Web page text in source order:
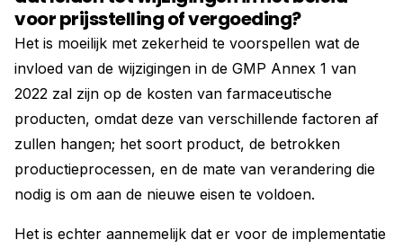
voor prijsstelling of vergoeding?
Het is moeilijk met zekerheid te voorspellen wat de
invloed van de wijzigingen in de GMP Annex 1 van
2022 zal zijn op de kosten van farmaceutische
producten, omdat deze van verschillende factoren af
zullen hangen; het soort product, de betrokken
productieprocessen, en de mate van verandering die
nodig is om aan de nieuwe eisen te voldoen.
Het is echter aannemelijk dat er voor de implementatie